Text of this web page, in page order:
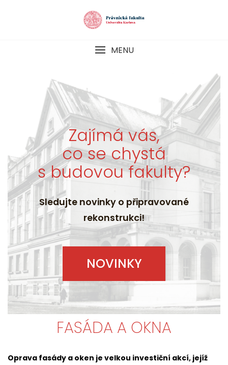
MENU
Zajímá vás,
co se chystá
s budovou fakulty?
Sledujte novinky o připravované
rekonstrukci!
NOVINKY
FASÁDA A OKNA
Oprava fasády a oken je velkou investiční akcí, jejíž